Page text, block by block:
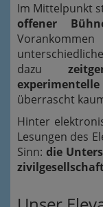
Im Mittelpunkt
offener
dazu
überrascht
Hinter
Lesungen des
Sinn: die